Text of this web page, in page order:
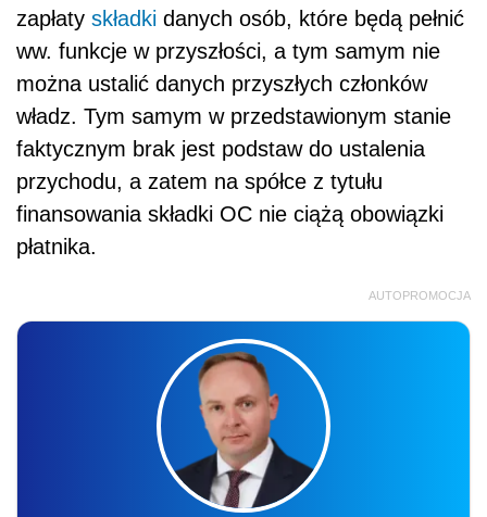
zapłaty składki danych osób, które będą pełnić
ww. funkcje w przyszłości, a tym samym nie
można ustalić danych przyszłych członków
władz. Tym samym w przedstawionym stanie
faktycznym brak jest podstaw do ustalenia
przychodu, a zatem na spółce z tytułu
finansowania składki OC nie ciążą obowiązki
płatnika.
AUTOPROMOCJA